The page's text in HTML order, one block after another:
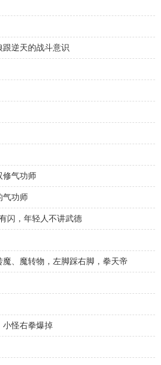
逆天的战斗意识
修气功师
气功师
闪，年轻人不讲武德
、魔转物，左脚踩右脚，拳天帝
小怪右拳爆掉